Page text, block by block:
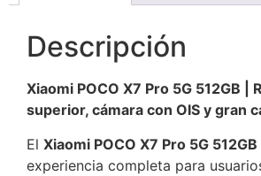
Descripción
Xiaomi POCO X7 Pro 5G 512GB |
superior, cámara con OIS y gran
El Xiaomi POCO X7 Pro 5G 512GB
experiencia completa para